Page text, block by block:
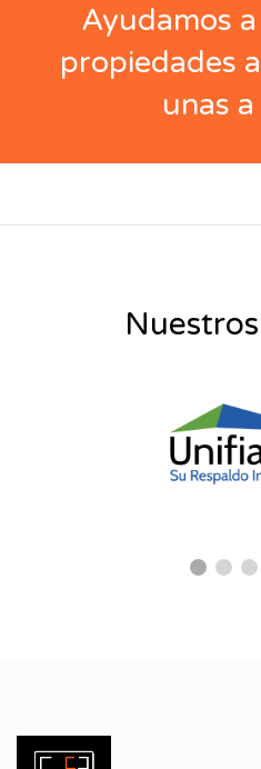
Ayudamos
propiedades
unas